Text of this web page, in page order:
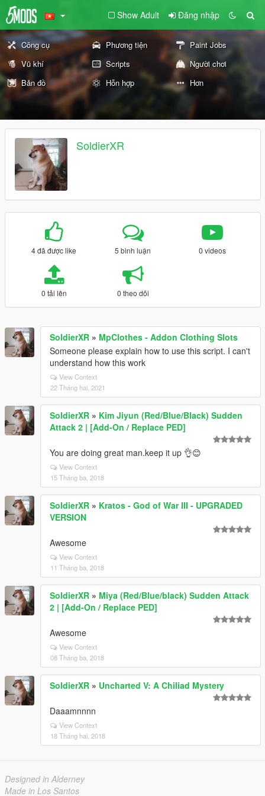
Show Adult Đăng nhập
Công cụ Phương tiện
Paint Jobs
Vũ khí
Scripts
Người chơi
Bản đồ
Hỗn hợp Hơn
SoldierXR
4 đã được like 5 bình luận 0 videos
0 tải lên 0 theo dõi
SoldierXR » MpClothes - Addon Clothing Slots
Someone please explain how to use this script. I can't
understand how this work
View Context
22 Tháng hai, 2021
SoldierXR » Kim Jiyun (Red/Blue/Black) Sudden
Attack 2 | [Add-On / Replace PED]
You are doing great man.keep it up 👌😊
View Context
15 Tháng ba, 2018
SoldierXR » Kratos - God of War III - UPGRADED
VERSION
Awesome
View Context
11 Tháng ba, 2018
SoldierXR » Miya (Red/Blue/black) Sudden Attack
2 | [Add-On / Replace PED]
Awesome
View Context
08 Tháng ba, 2018
SoldierXR » Uncharted V: A Chiliad Mystery
Daaamnnnn
View Context
18 Tháng hai, 2018
Designed in Alderney
Made in Los Santos